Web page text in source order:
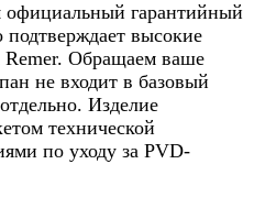
официальный гарантийный
подтверждает высокие
Remer. Обращаем ваше
не входит в базовый
Изделие
технической
по уходу за PVD-